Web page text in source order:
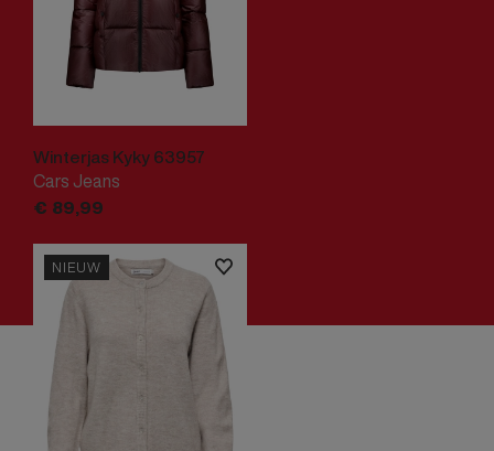
Winterjas Kyky 63957
Cars Jeans
€ 89,99
NIEUW